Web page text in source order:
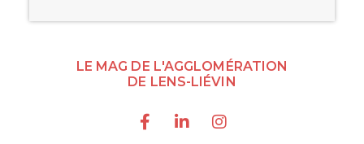
LE MAG DE L'AGGLOMÉRATION
DE LENS-LIÉVIN